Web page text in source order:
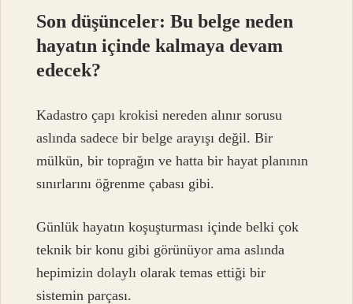
Son düşünceler: Bu belge neden
hayatın içinde kalmaya devam
edecek?
Kadastro çapı krokisi nereden alınır sorusu
aslında sadece bir belge arayışı değil. Bir
mülkün, bir toprağın ve hatta bir hayat planının
sınırlarını öğrenme çabası gibi.
Günlük hayatın koşuşturması içinde belki çok
teknik bir konu gibi görünüyor ama aslında
hepimizin dolaylı olarak temas ettiği bir
sistemin parçası.